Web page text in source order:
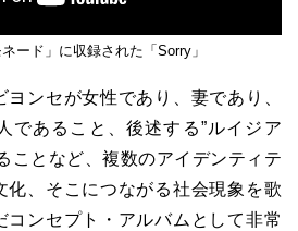
ード」に収録された「Sorry」
ヨンセが女性であり、妻であり、
であること、後述する”ルイジア
ことなど、複数のアイデンティテ
化、そこにつながる社会現象を歌
コンセプト・アルバムとして非常